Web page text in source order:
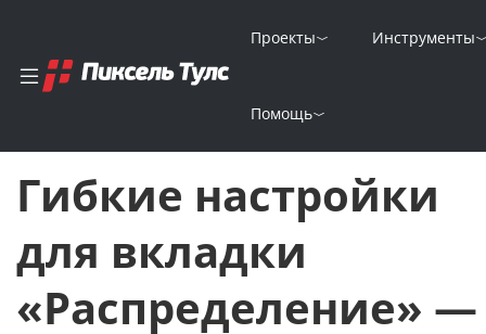
Проекты Инструменты
Помощь
Гибкие настройки
для вкладки
«Распределение» —